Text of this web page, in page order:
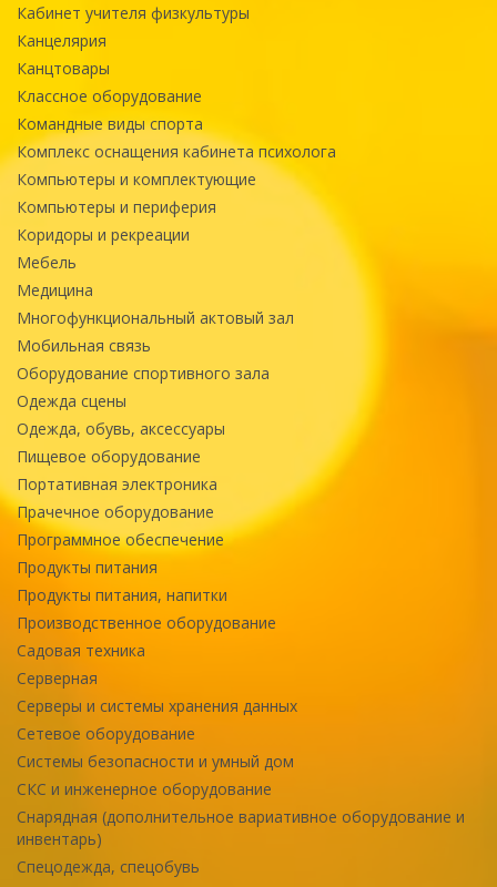
Кабинет учителя физкультуры
Канцелярия
Канцтовары
Классное оборудование
Командные виды спорта
Комплекс оснащения кабинета психолога
Компьютеры и комплектующие
Компьютеры и периферия
Коридоры и рекреации
Мебель
Медицина
Многофункциональный актовый зал
Мобильная связь
Оборудование спортивного зала
Одежда сцены
Одежда, обувь, аксессуары
Пищевое оборудование
Портативная электроника
Прачечное оборудование
Программное обеспечение
Продукты питания
Продукты питания, напитки
Производственное оборудование
Садовая техника
Серверная
Серверы и системы хранения данных
Сетевое оборудование
Системы безопасности и умный дом
СКС и инженерное оборудование
Снарядная (дополнительное вариативное оборудование и
инвентарь)
Спецодежда, спецобувь